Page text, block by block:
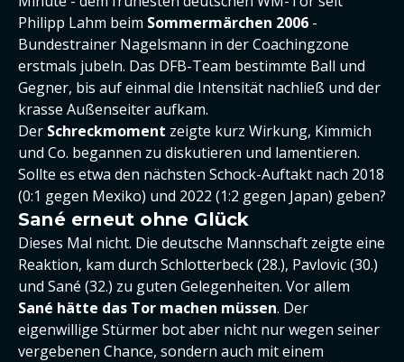
Philipp Lahm beim Sommermärchen 2006 -
Bundestrainer Nagelsmann in der Coachingzone
erstmals jubeln. Das DFB-Team bestimmte Ball und
Gegner, bis auf einmal die Intensität nachließ und der
krasse Außenseiter aufkam.
Der Schreckmoment zeigte kurz Wirkung, Kimmich
und Co. begannen zu diskutieren und lamentieren.
Sollte es etwa den nächsten Schock-Auftakt nach 2018
(0:1 gegen Mexiko) und 2022 (1:2 gegen Japan) geben?
Sané erneut ohne Glück
Dieses Mal nicht. Die deutsche Mannschaft zeigte eine
Reaktion, kam durch Schlotterbeck (28.), Pavlovic (30.)
und Sané (32.) zu guten Gelegenheiten. Vor allem
Sané hätte das Tor machen müssen. Der
eigenwillige Stürmer bot aber nicht nur wegen seiner
vergebenen Chance, sondern auch mit einem